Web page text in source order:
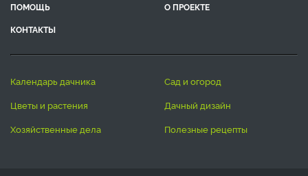
ПОМОЩЬ
О ПРОЕКТЕ
КОНТАКТЫ
календарь дачника
сад и огород
цветы и растения
дачный дизайн
хозяйственные дела
полезные рецепты